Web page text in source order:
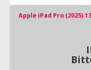
Apple iPad Pro (2025)